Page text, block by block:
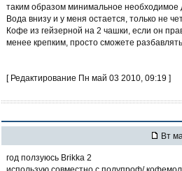
таким образом минимальное необходимое
Вода внизу и у меня остается, только не
Кофе из гейзерной на 2 чашки, если он
менее крепким, просто сможете
[ Редактирование Пн май 03 2010, 09:19 ]
Вт
год ползуюсь Brikka 2